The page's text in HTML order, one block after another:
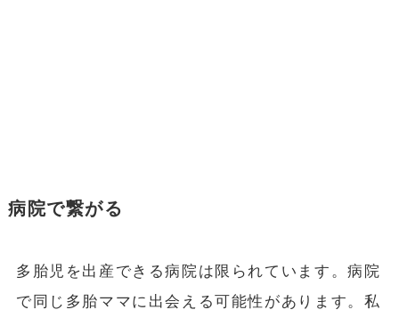
病院で繋がる
多胎児を出産できる病院は限られています。病院
で同じ多胎ママに出会える可能性があります。私